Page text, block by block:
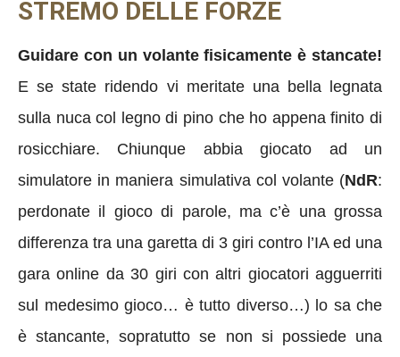
STREMO DELLE FORZE
Guidare con un volante fisicamente è stancate!
E se state ridendo vi meritate una bella legnata
sulla nuca col legno di pino che ho appena finito di
rosicchiare. Chiunque abbia giocato ad un
simulatore in maniera simulativa col volante (NdR:
perdonate il gioco di parole, ma c’è una grossa
differenza tra una garetta di 3 giri contro l’IA ed una
gara online da 30 giri con altri giocatori agguerriti
sul medesimo gioco… è tutto diverso…) lo sa che
è stancante, sopratutto se non si possiede una